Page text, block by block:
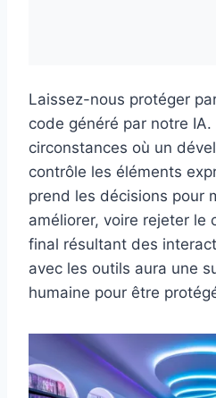
Laissez-nous protéger
code généré par notre IA.
circonstances où un
contrôle les éléments
prend les décisions pour
améliorer, voire rejeter le
final résultant des
avec les outils aura une
humaine pour être